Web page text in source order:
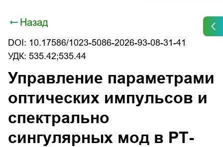
Назад
DOI: 10.17586/1023-5086-2026-93-08-31-41
УДК: 535.42;535.44
Управление параметрами
оптических импульсов и
спектрально
сингулярных мод в РТ-